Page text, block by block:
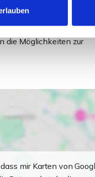
einer dieser
die Möglichkeiten zur
mir Karten von